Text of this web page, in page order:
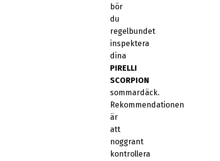
bör
du
regelbundet
inspektera
dina
PIRELLI
SCORPION
sommardäck.
Rekommendationen
är
att
noggrant
kontrollera